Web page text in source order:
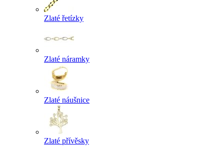
Zlaté řetízky
Zlaté náramky
Zlaté náušnice
Zlaté přívěsky